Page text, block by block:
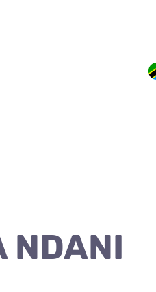
NDANI